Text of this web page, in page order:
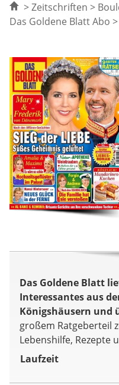
Zeitschriften
Das Goldene Blatt Abo
Das Goldene Blatt
Interessantes aus
Königshäusern und
großem Ratgeberteil
Lebenshilfe, Rezepte
Laufzeit